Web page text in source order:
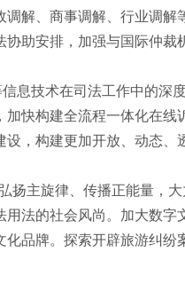
解、商事调解、行业调解
助安排，加强与国际仲裁
息技术在司法工作中的深
快构建全流程一体化在线
，构建更加开放、动态、
主旋律、传播正能量，大
法的社会风尚。加大数字
品牌。探索开辟旅游纠纷